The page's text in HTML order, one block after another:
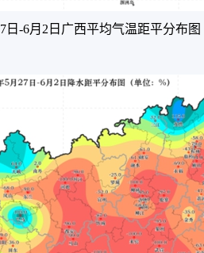
日-6月2日广西平均气温距平分布图